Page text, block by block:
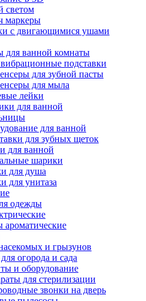
светом
маркеры
с двигающимися ушами
для ванной комнаты
подставки
для зубной пасты
для мыла
лейки
для ванной
для ванной
для зубных щеток
для ванной
шарики
для душа
для унитаза
одежды
и грызунов
огорода и сада
и оборудование
для стерилизации
звонки на дверь